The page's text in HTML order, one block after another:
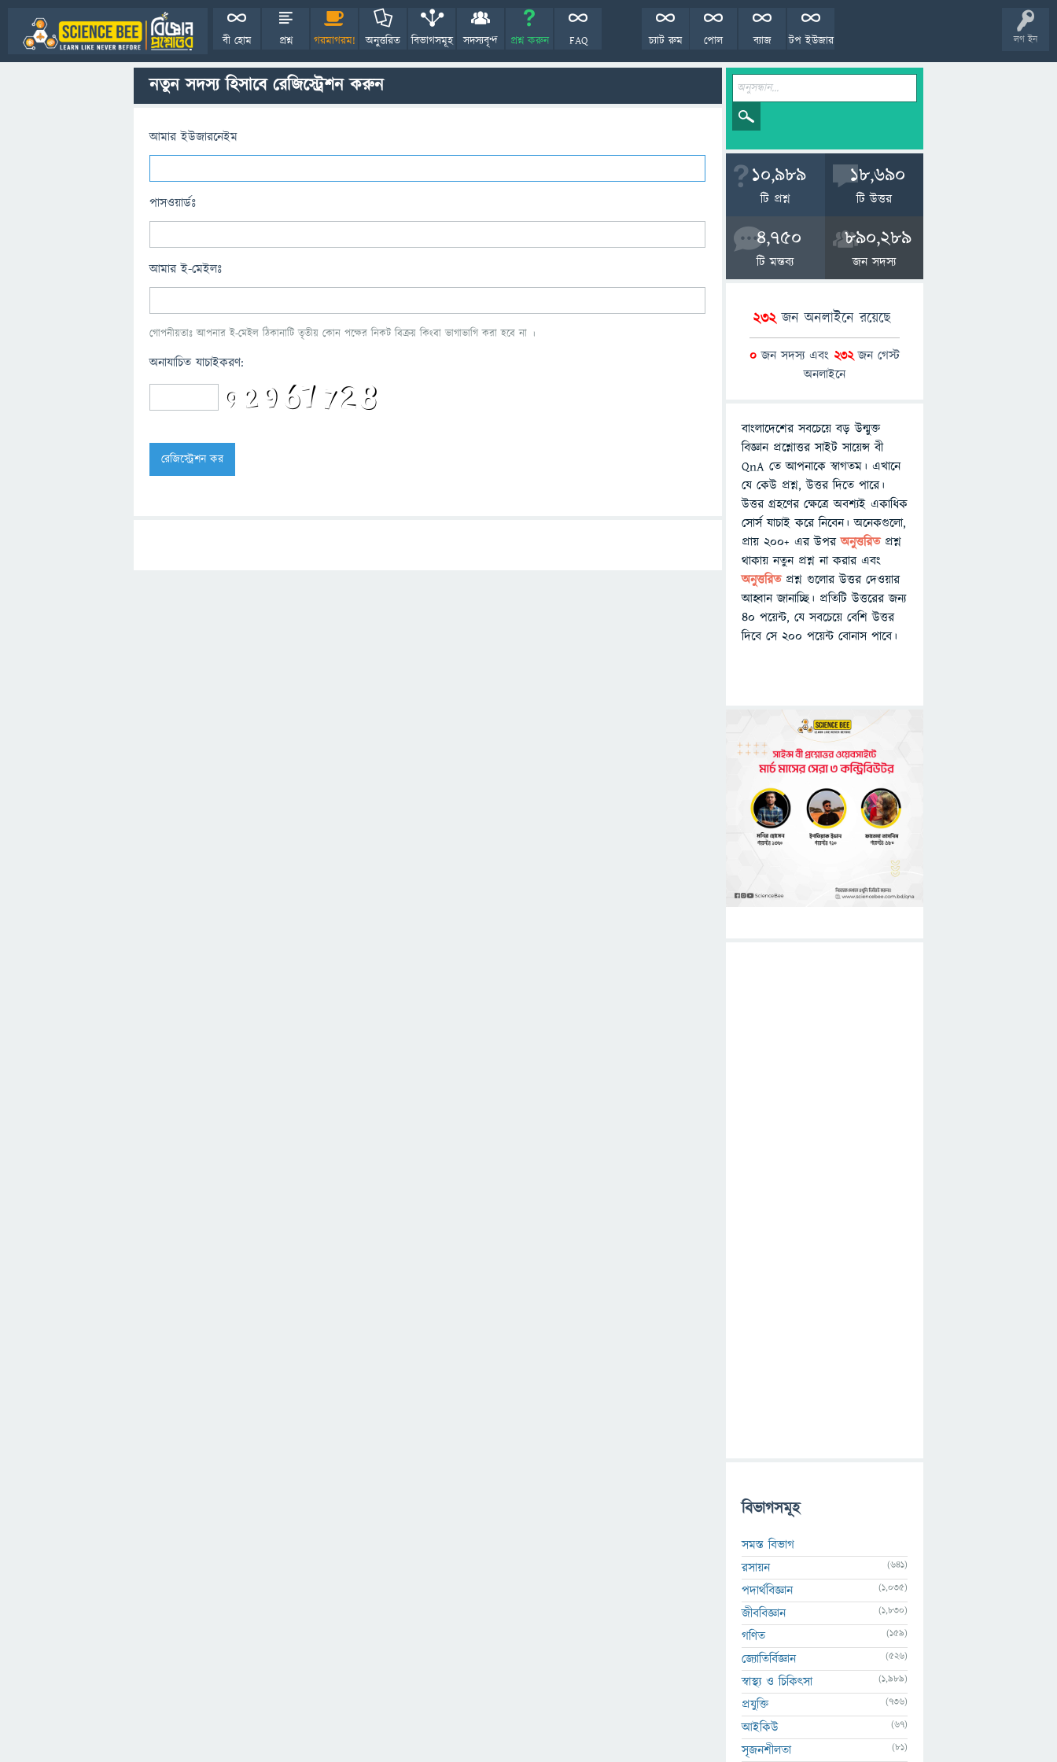
লগ ইন
বী হোম প্রশ্ন গরমাগরম! অনুত্তরিত বিভাগসমূহ সদস্যবৃন্দ প্রশ্ন করুন FAQ টপ ইউজার
ব্যাজ
পোল
চ্যাট রুম
নতুন সদস্য হিসাবে রেজিস্ট্রেশন করুন
আমার ইউজারনেইম
পাসওয়ার্ডঃ
আমার ই-মেইলঃ
গোপনীয়তাঃ আপনার ই-মেইল ঠিকানাটি তৃতীয় কোন পক্ষের নিকট বিক্রয় কিংবা ভাগাভাগি করা হবে না ।
অনাযাচিত যাচাইকরণ:
10,989
টি প্রশ্ন
18,690
টি উত্তর
4,750
টি মন্তব্য
890,289
জন সদস্য
232জন অনলাইনে রয়েছে
0 জন সদস্য এবং 232জন গেস্ট
অনলাইনে
বাংলাদেশের সবচেয়ে বড় উন্মুক্ত
বিজ্ঞান প্রশ্নোত্তর সাইট সায়েন্স বী
QnA তে আপনাকে স্বাগতম। এখানে
যে কেউ প্রশ্ন, উত্তর দিতে পারে।
উত্তর গ্রহণের ক্ষেত্রে অবশ্যই একাধিক
সোর্স যাচাই করে নিবেন। অনেকগুলো,
প্রায় ২০০+ এর উপরঅনুত্তরিতপ্রশ্ন
থাকায় নতুন প্রশ্ন না করার এবং
অনুত্তরিত প্রশ্ন গুলোর উত্তর দেওয়ার
আহ্বান জানাচ্ছি। প্রতিটি উত্তরের জন্য
৪০ পয়েন্ট, যে সবচেয়ে বেশি উত্তর
দিবে সে ২০০ পয়েন্ট বোনাস পাবে।
বিভাগসমূহ
সমস্ত বিভাগ
রসায়ন
(641)
পদার্থবিজ্ঞান (1,035)
জীববিজ্ঞান (1,830)
গণিত (159)
জ্যোতির্বিজ্ঞান (526)
স্বাস্থ্য ও চিকিৎসা (1,989)
প্রযুক্তি (736)
আইকিউ (67)
সৃজনশীলতা (81)